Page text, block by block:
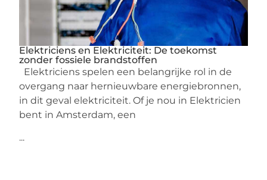
Elektriciens en Elektriciteit: De toekomst
zonder fossiele brandstoffen
Elektriciens spelen een belangrijke rol in de
overgang naar hernieuwbare energiebronnen,
in dit geval elektriciteit. Of je nou in Elektricien
bent in Amsterdam, een
...